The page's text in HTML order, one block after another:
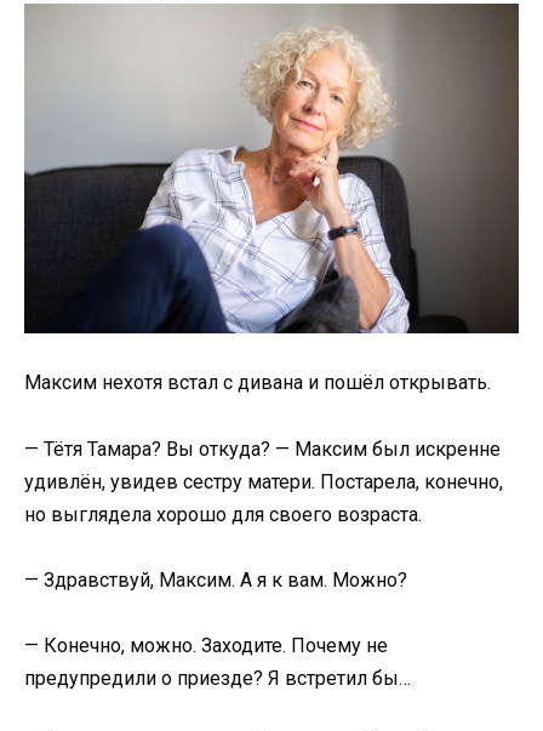
Максим нехотя встал с дивана и пошёл открывать.
— Тётя Тамара? Вы откуда? — Максим был искренне
удивлён, увидев сестру матери. Постарела, конечно,
но выглядела хорошо для своего возраста.
— Здравствуй, Максим. А я к вам. Можно?
— Конечно, можно. Заходите. Почему не
предупредили о приезде? Я встретил бы…